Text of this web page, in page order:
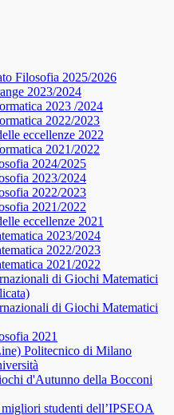
Filosofia 2025/2026
2023/2024
2023 /2024
2022/2023
eccellenze 2022
2021/2022
2024/2025
2023/2024
2022/2023
2021/2022
eccellenze 2021
2023/2024
2022/2023
2021/2022
di Giochi Matematici
di Giochi Matematici
2021
Politecnico di Milano
d'Autunno della Bocconi
studenti dell’IPSEOA